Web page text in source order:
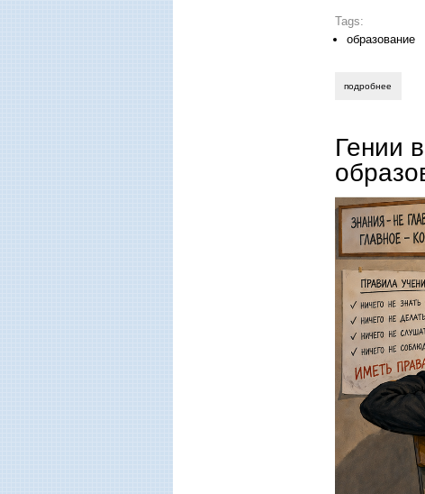
Tags:
образование
подробнее
Гении